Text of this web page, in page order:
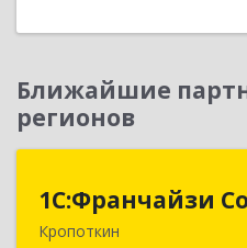
Ближайшие
регионов
1С:Франчайзи
Кропоткин
352380,